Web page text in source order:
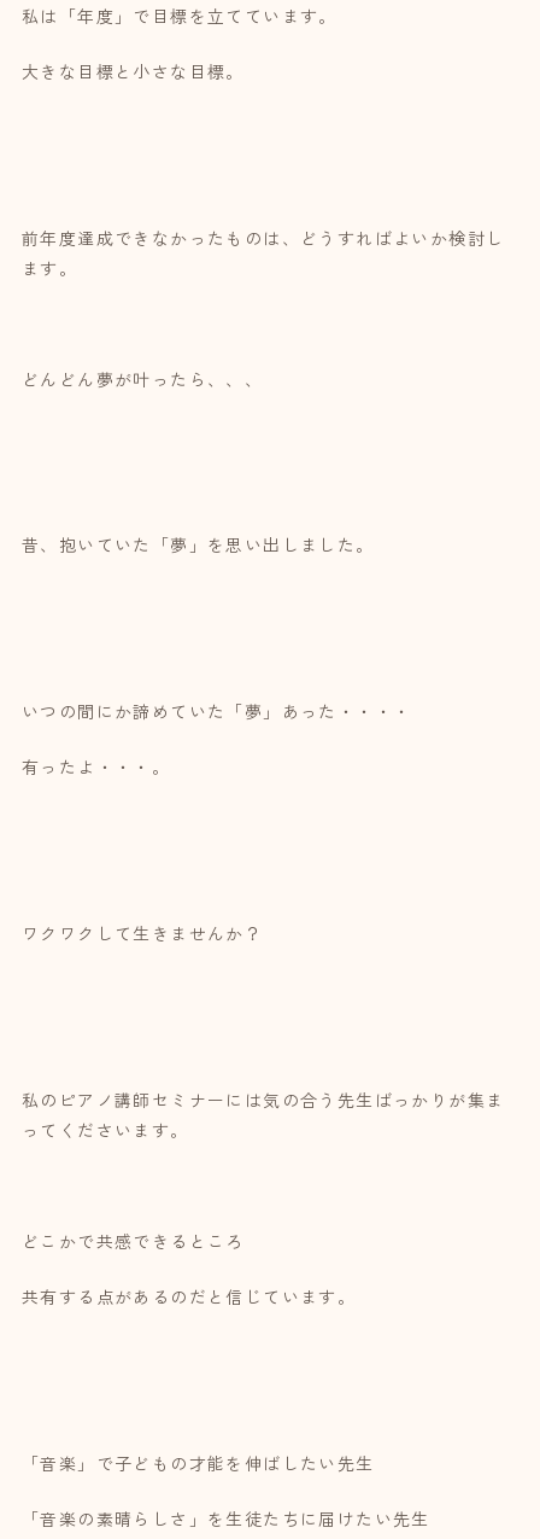
私は「年度」で目標を立てています。
大きな目標と小さな目標。
前年度達成できなかったものは、どうすればよいか検討し
ます。
どんどん夢が叶ったら、、、
昔、抱いていた「夢」を思い出しました。
いつの間にか諦めていた「夢」あった・・・・
有ったよ・・・。
ワクワクして生きませんか？
私のピアノ講師セミナーには気の合う先生ばっかりが集ま
ってくださいます。
どこかで共感できるところ
共有する点があるのだと信じています。
「音楽」で子どもの才能を伸ばしたい先生
「音楽の素晴らしさ」を生徒たちに届けたい先生